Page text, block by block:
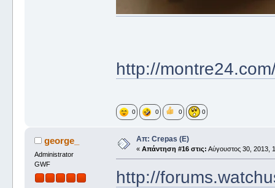
http://
0 0 0 0
george_
Administrator
GWF
Απ: Crepas (E)
« Απάντηση #16 στις: Αύγουστος 30, 2013,
http://